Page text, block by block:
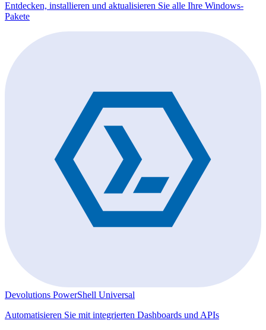
Entdecken, installieren und aktualisieren Sie alle Ihre Windows-
Pakete
Devolutions PowerShell Universal
Automatisieren Sie mit integrierten Dashboards und APIs